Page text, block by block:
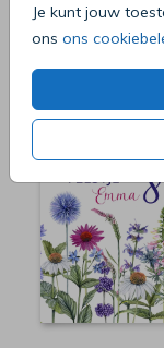
Je kunt jouw
ons ons